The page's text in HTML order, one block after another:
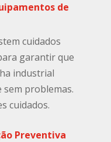
de
cuidados
garantir que
industrial
problemas.
cuidados.
Preventiva